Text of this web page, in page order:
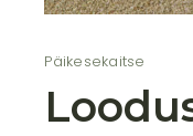
Päikesekaitse